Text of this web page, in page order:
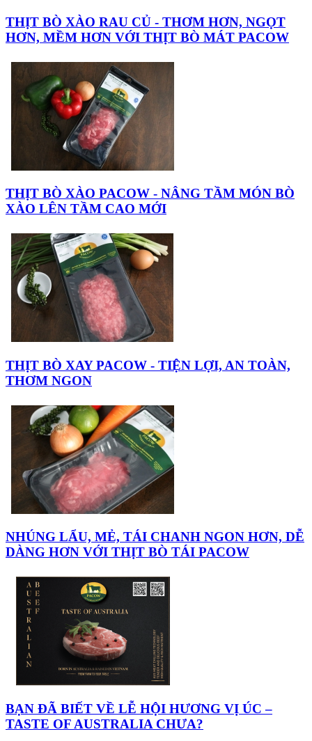
THỊT BÒ XÀO RAU CỦ - THƠM HƠN, NGỌT
HƠN, MỀM HƠN VỚI THỊT BÒ MÁT PACOW
THỊT BÒ XÀO PACOW - NÂNG TẦM MÓN BÒ
XÀO LÊN TẦM CAO MỚI
THỊT BÒ XAY PACOW - TIỆN LỢI, AN TOÀN,
THƠM NGON
NHÚNG LẨU, MẺ, TÁI CHANH NGON HƠN, DỄ
DÀNG HƠN VỚI THỊT BÒ TÁI PACOW
BẠN ĐÃ BIẾT VỀ LỄ HỘI HƯƠNG VỊ ÚC –
TASTE OF AUSTRALIA CHƯA?